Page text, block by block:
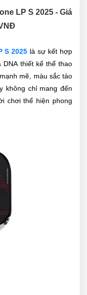
LP S 2025 - Giá
S 2025 là sự kết hợp
thiết kế thể thao
mẽ, màu sắc táo
không chỉ mang đến
chơi thể hiện phong